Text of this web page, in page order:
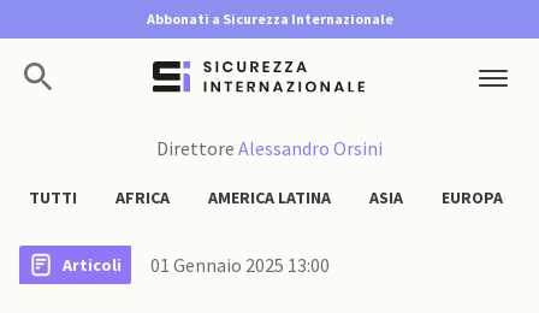
Abbonati a Sicurezza Internazionale
Direttore Alessandro Orsini
TUTTI AFRICA AMERICA LATINA ASIA EUROPA
Articoli 01 Gennaio 2025 13:00